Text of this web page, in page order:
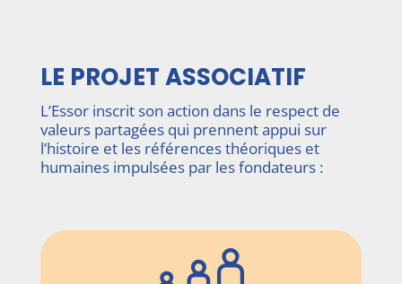
LE PROJET ASSOCIATIF
L’Essor inscrit son action dans le respect de
valeurs partagées qui prennent appui sur
l’histoire et les références théoriques et
humaines impulsées par les fondateurs :